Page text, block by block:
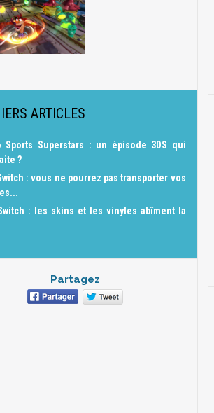
ARTICLES
Sports Superstars : un épisode 3DS qui
?
: vous ne pourrez pas transporter vos
: les skins et les vinyles abîment la
Partagez